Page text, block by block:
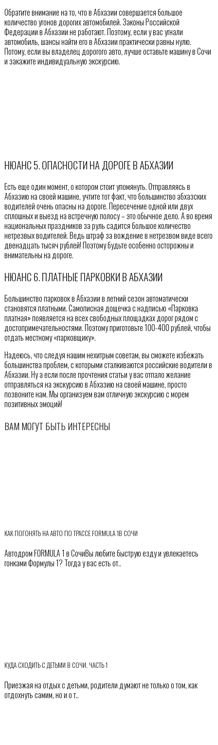
Обратите внимание на то, что в Абхазии совершается большое
количество угонов дорогих автомобилей. Законы Российской
Федерации в Абхазии не работают. Поэтому, если у вас угнали
автомобиль, шансы найти его в Абхазии практически равны нулю.
Потому, если вы владелец дорогого авто, лучше оставьте машину в Сочи
и закажите индивидуальную экскурсию.
НЮАНС 5. ОПАСНОСТИ НА ДОРОГЕ В АБХАЗИИ
Есть еще один момент, о котором стоит упомянуть. Отправляясь в
Абхазию на своей машине, учтите тот факт, что большинство абхазских
водителей очень опасны на дороге. Пересечение одной или двух
сплошных и выезд на встречную полосу – это обычное дело. А во время
национальных праздников за руль садится большое количество
нетрезвых водителей. Ведь штраф за вождение в нетрезвом виде всего
двенадцать тысяч рублей! Поэтому будьте особенно осторожны и
внимательны на дороге.
НЮАНС 6. ПЛАТНЫЕ ПАРКОВКИ В АБХАЗИИ
Большинство парковок в Абхазии в летний сезон автоматически
становятся платными. Самописная дощечка с надписью «Парковка
платная» появляется на всех свободных площадках дорог рядом с
достопримечательностями. Поэтому приготовьте 100-400 рублей, чтобы
отдать местному «парковщику».
Надеюсь, что следуя нашим нехитрым советам, вы сможете избежать
большинства проблем, с которыми сталкиваются российские водители в
Абхазии. Ну а если после прочтения статьи у вас отпало желание
отправляться на экскурсию в Абхазию на своей машине, просто
позвоните нам. Мы организуем вам отличную экскурсию с морем
позитивных эмоций!
ВАМ МОГУТ БЫТЬ ИНТЕРЕСНЫ
КАК ПОГОНЯТЬ НА АВТО ПО ТРАССЕ FORMULA 1В СОЧИ
Автодром FORMULA 1 в СочиВы любите быструю езду и увлекаетесь
гонками Формулы 1? Тогда у вас есть от..
КУДА СХОДИТЬ С ДЕТЬМИ В СОЧИ. ЧАСТЬ 1
Приезжая на отдых с детьми, родители думают не только о том, как
отдохнуть самим, но и о т..